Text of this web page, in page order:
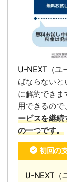
U-NEXT（ユ
ばならないと
に解約できま
用できるので、
ービスを継続
の一つです。
初回の
U-NEXT（